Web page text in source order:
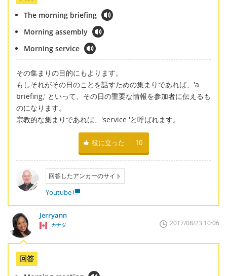
The morning briefing
Morning assembly
Morning service
その集まりの目的にもよります。
もしそれがその日のことを話すための集まりであれば、'a
briefing,' といって、その日の重要な情報を参加者に伝えるも
のになります。
宗教的な集まりであれば、'service.'と呼ばれます。
役に立った 10
回答したアンカーのサイト
Youtube
Jerryann
カナダ 2017/08/23 10:06
回答